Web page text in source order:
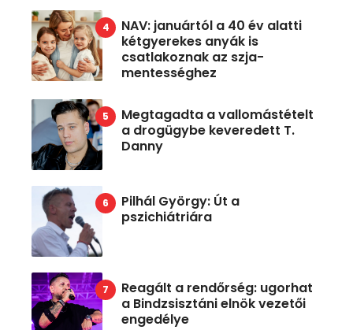
NAV: januártól a 40 év alatti
kétgyerekes anyák is
csatlakoznak az szja-
mentességhez
Megtagadta a vallomástételt
a drogügybe keveredett T.
Danny
Pilhál György: Út a
pszichiátriára
Reagált a rendőrség: ugorhat
a Bindzsisztáni elnök vezetői
engedélye